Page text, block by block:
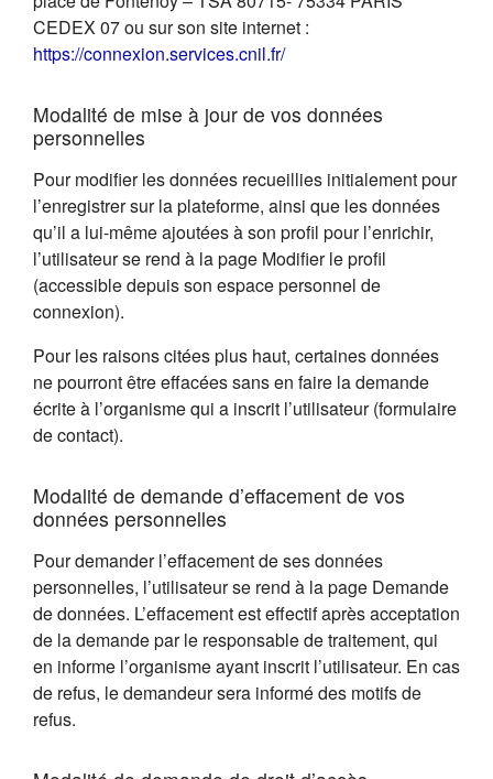
CEDEX 07 ou sur son site internet :
https://connexion.services.cnil.fr/(s'ouvre dans un nouvel
Modalité de mise à jour de vos données
personnelles
Pour modifier les données recueillies initialement pour
l’enregistrer sur la plateforme, ainsi que les données
qu’il a lui-même ajoutées à son profil pour l’enrichir,
l’utilisateur se rend à la page Modifier le profil
(accessible depuis son espace personnel de
connexion).
Pour les raisons citées plus haut, certaines données
ne pourront être effacées sans en faire la demande
écrite à l’organisme qui a inscrit l’utilisateur (formulaire
de contact).
Modalité de demande d’effacement de vos
données personnelles
Pour demander l’effacement de ses données
personnelles, l’utilisateur se rend à la page Demande
de données. L’effacement est effectif après acceptation
de la demande par le responsable de traitement, qui
en informe l’organisme ayant inscrit l’utilisateur. En cas
de refus, le demandeur sera informé des motifs de
refus.